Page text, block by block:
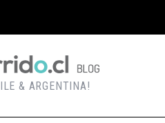
& ARGENTINA!